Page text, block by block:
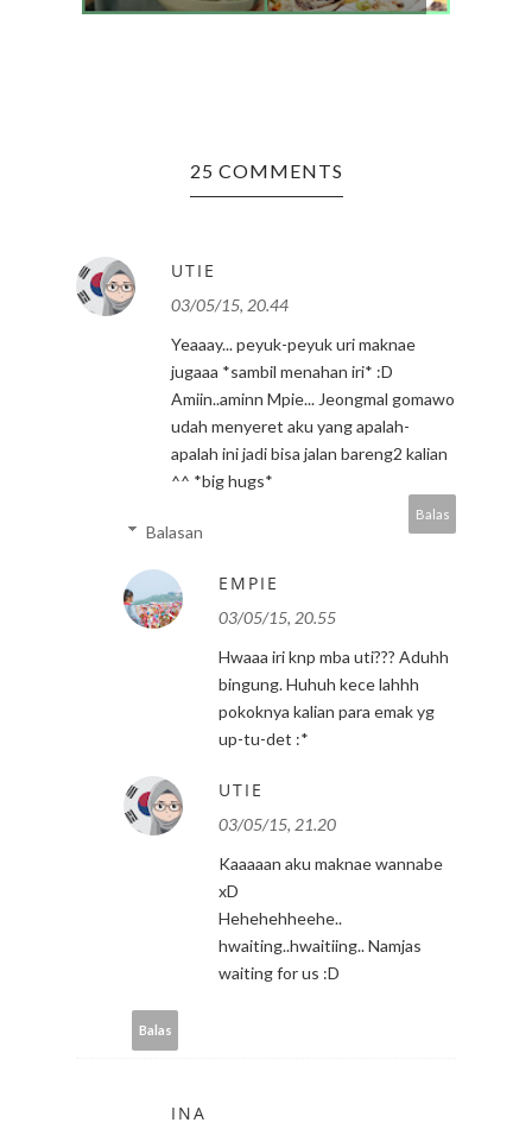
25 COMMENTS
UTIE
03/05/15, 20.44
Yeaaay... peyuk-peyuk uri maknae
jugaaa *sambil menahan iri* :D
Amiin..aminn Mpie... Jeongmal gomawo
udah menyeret aku yang apalah-
apalah ini jadi bisa jalan bareng2 kalian
^^ *big hugs*
Balas
Balasan
EMPIE
03/05/15, 20.55
Hwaaa iri knp mba uti??? Aduhh
bingung. Huhuh kece lahhh
pokoknya kalian para emak yg
up-tu-det :*
UTIE
03/05/15, 21.20
Kaaaaan aku maknae wannabe
xD
Hehehehheehe..
hwaiting..hwaitiing.. Namjas
waiting for us :D
Balas
INA